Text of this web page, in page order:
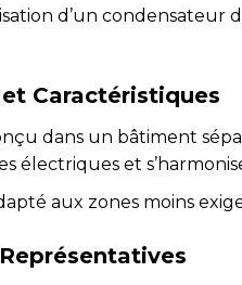
d’un condensateur
Caractéristiques
dans un bâtiment
électriques et
aux zones moins